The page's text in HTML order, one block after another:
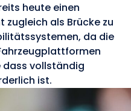
heute einen
zugleich als Brücke zu
da die
dass vollständig
ist.